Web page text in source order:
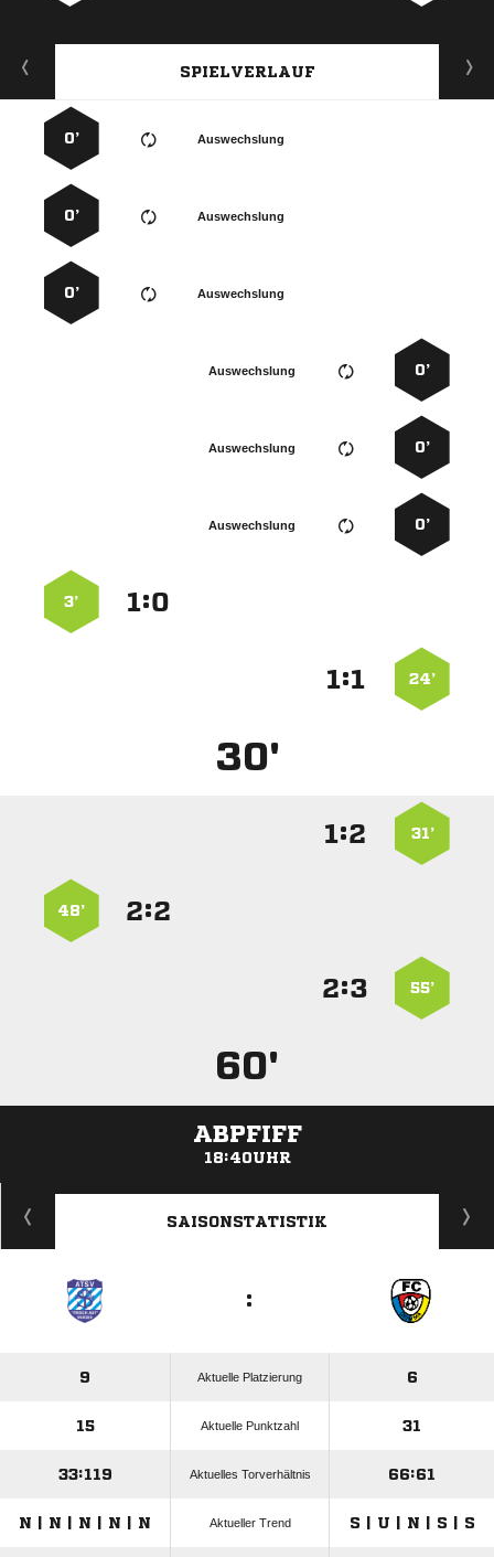
SPIELVERLAUF
Auswechslung
0’
Auswechslung
0’
Auswechslung
0’
0’
Auswechslung
0’
Auswechslung
0’
Auswechslung
:
3’
24’
:
30'
31’
:
:
48’
55’
:
60'
ABPFIFF
18:40UHR
ANZEIGE
SAISONSTATISTIK
:
9 Aktuelle Platzierung 6
15 Aktuelle Punktzahl 31
33:119 Aktuelles Torverhältnis 66:61
N | N | N | N | N Aktueller Trend S | U | N | S | S